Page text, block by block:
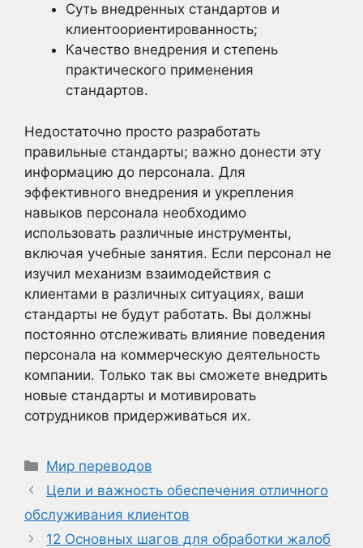
Суть внедренных стандартов и
клиентоориентированность;
Качество внедрения и степень
практического применения
стандартов.
Недостаточно просто разработать
правильные стандарты; важно донести эту
информацию до персонала. Для
эффективного внедрения и укрепления
навыков персонала необходимо
использовать различные инструменты,
включая учебные занятия. Если персонал не
изучил механизм взаимодействия с
клиентами в различных ситуациях, ваши
стандарты не будут работать. Вы должны
постоянно отслеживать влияние поведения
персонала на коммерческую деятельность
компании. Только так вы сможете внедрить
новые стандарты и мотивировать
сотрудников придерживаться их.
Рубрики
Мир переводов
Цели и важность обеспечения отличного
обслуживания клиентов
12 Основных шагов для обработки жалоб